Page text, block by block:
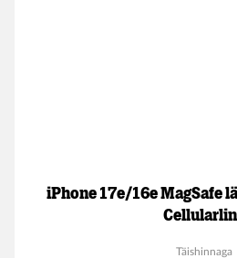
iPhone 17e/16e MagSafe
Täishinnaga